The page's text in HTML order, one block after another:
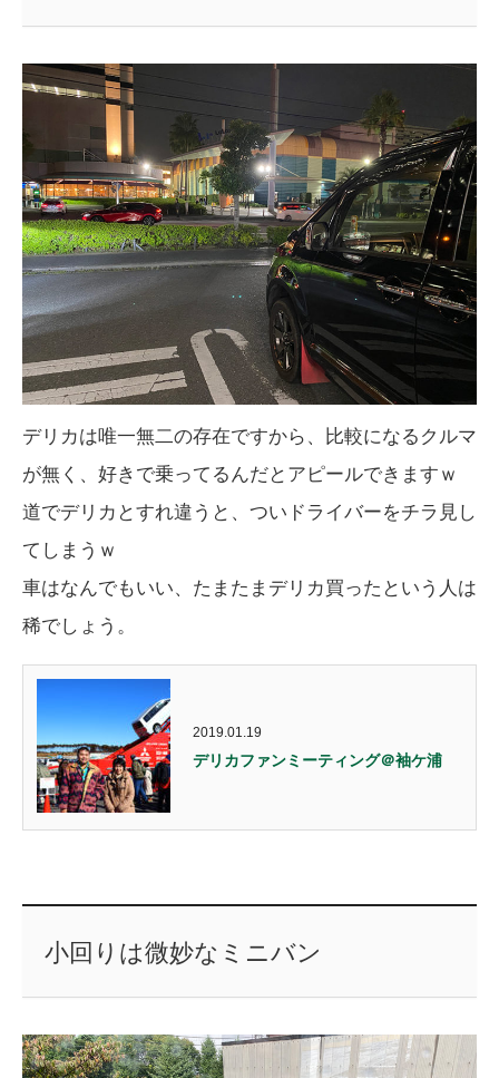
デリカは唯一無二の存在ですから、比較になるクルマ
が無く、好きで乗ってるんだとアピールできますｗ
道でデリカとすれ違うと、ついドライバーをチラ見し
てしまうｗ
車はなんでもいい、たまたまデリカ買ったという人は
稀でしょう。
2019.01.19
デリカファンミーティング＠袖ケ浦
小回りは微妙なミニバン